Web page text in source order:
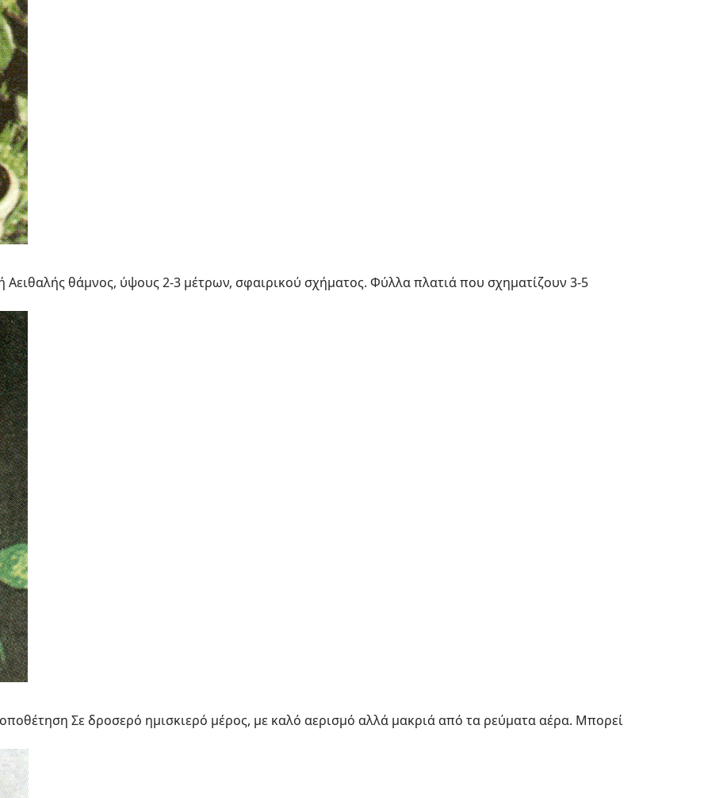
Αειθαλής θάμνος, ύψους 2-3 μέτρων, σφαιρικού σχήματος. Φύλλα πλατιά που σχηματίζουν 3-5
Σε δροσερό ηµισκιερό µέρος, µε καλό αερισµό αλλά µακριά από τα ρεύµατα αέρα. Μπορεί